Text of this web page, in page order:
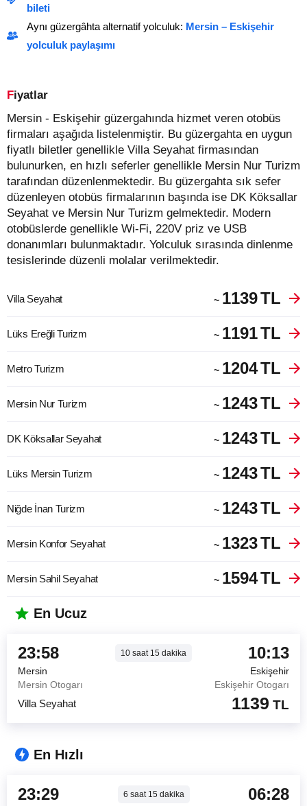
bileti
Aynı güzergâhta alternatif yolculuk: Mersin – Eskişehir
yolculuk paylaşımı
Fiyatlar
Mersin - Eskişehir güzergahında hizmet veren otobüs
firmaları aşağıda listelenmiştir. Bu güzergahta en uygun
fiyatlı biletler genellikle Villa Seyahat firmasından
bulunurken, en hızlı seferler genellikle Mersin Nur Turizm
tarafından düzenlenmektedir. Bu güzergahta sık sefer
düzenleyen otobüs firmalarının başında ise DK Köksallar
Seyahat ve Mersin Nur Turizm gelmektedir. Modern
otobüslerde genellikle Wi-Fi, 220V priz ve USB
donanımları bulunmaktadır. Yolculuk sırasında dinlenme
tesislerinde düzenli molalar verilmektedir.
Villa Seyahat ~ 1139TL
Lüks Ereğli Turizm ~ 1191TL
Metro Turizm ~ 1204TL
Mersin Nur Turizm ~ 1243TL
DK Köksallar Seyahat ~ 1243TL
Lüks Mersin Turizm ~ 1243TL
Niğde İnan Turizm ~ 1243TL
Mersin Konfor Seyahat ~ 1323TL
Mersin Sahil Seyahat ~ 1594TL
En Ucuz
23:58 10 saat15 dakika 10:13
Mersin
Eskişehir
Mersin Otogarı
Eskişehir Otogarı
Villa Seyahat 1139 TL
En Hızlı
23:29 6 saat15dakika 06:28